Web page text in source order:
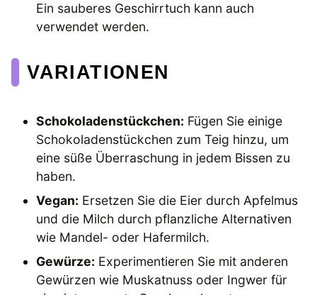
Ein sauberes Geschirrtuch kann auch
verwendet werden.
VARIATIONEN
Schokoladenstückchen: Fügen Sie einige
Schokoladenstückchen zum Teig hinzu, um
eine süße Überraschung in jedem Bissen zu
haben.
Vegan: Ersetzen Sie die Eier durch Apfelmus
und die Milch durch pflanzliche Alternativen
wie Mandel- oder Hafermilch.
Gewürze: Experimentieren Sie mit anderen
Gewürzen wie Muskatnuss oder Ingwer für